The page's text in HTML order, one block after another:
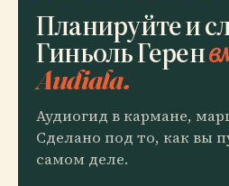
Планируйте и
Гиньоль Герен
Audiala.
Аудиогид в кармане,
Сделано под то, как вы
самом деле.